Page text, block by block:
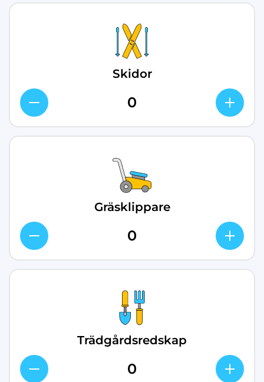
Skidor
Gräsklippare
Trädgårdsredskap